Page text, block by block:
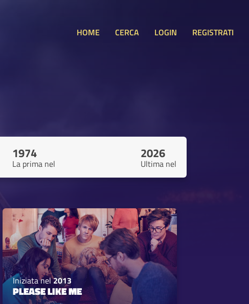
HOME CERCA LOGIN REGISTRATI
1974
La prima nel
2026
Ultima nel
Iniziata nel2013
PLEASE LIKE ME